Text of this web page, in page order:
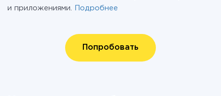
и приложениями.
Подробнее
Попробовать